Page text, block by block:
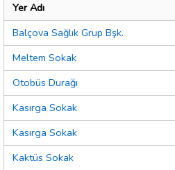
Yer Adı
Balçova Sağlık Grup Bşk.
Meltem Sokak
Otobüs Durağı
Kasırga Sokak
Kasırga Sokak
Kaktüs Sokak